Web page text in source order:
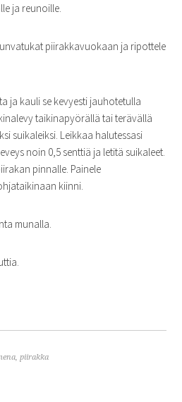
ja reunoille.
piirakkavuokaan ja ripottele
ja kauli se kevyesti jauhotetulla
taikinapyörällä tai terävällä
suikaleiksi. Leikkaa halutessasi
noin 0,5 senttiä ja letitä suikaleet.
pinnalle. Painele
kiinni.
munalla.
,piirakka